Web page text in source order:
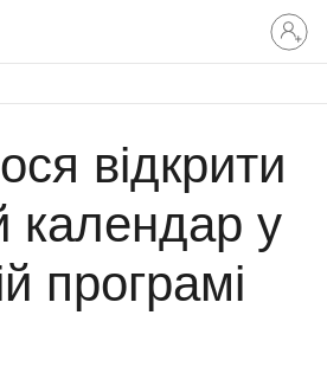
Увійдіть
свій
запис
відкрити
календар у
програмі